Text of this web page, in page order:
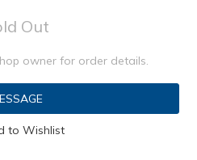
Out
owner for order details.
to Wishlist